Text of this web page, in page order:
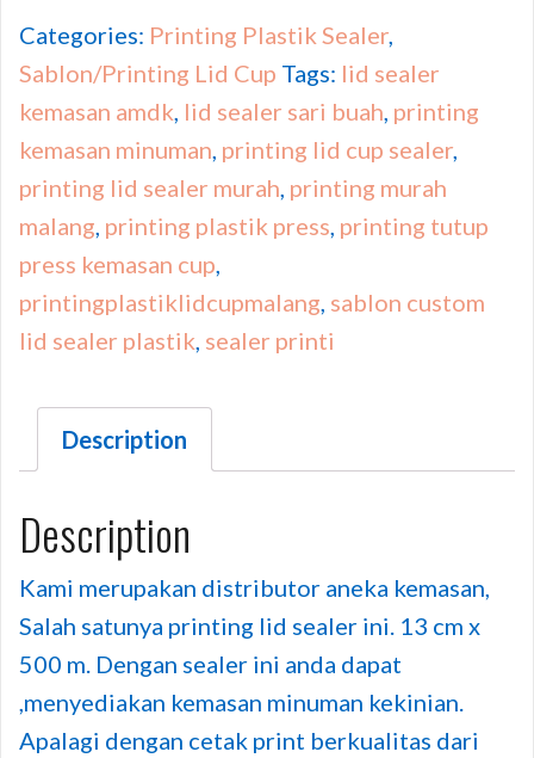
Categories: Printing Plastik Sealer
Sablon/Printing Lid Cup Tags: lid sealer
kemasan amdk lid sealer sari buah printing
kemasan minuman printing lid cup sealer
printing lid sealer murah printing murah
malang printing plastik press printing tutup
press kemasan cup
printingplastiklidcupmalang sablon custom
lid sealer plastik sealer printi
Description
Description
Kami merupakan distributor aneka kemasan,
Salah satunya printing lid sealer ini. 13 cm x
500 m. Dengan sealer ini anda dapat
,menyediakan kemasan minuman kekinian.
Apalagi dengan cetak print berkualitas dari